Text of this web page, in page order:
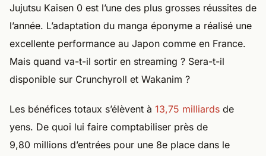
Jujutsu Kaisen 0 est l’une des plus grosses réussites de
l’année. L’adaptation du manga éponyme a réalisé une
excellente performance au Japon comme en France.
Mais quand va-t-il sortir en streaming ? Sera-t-il
disponible sur Crunchyroll et Wakanim ?
Les bénéfices totaux s’élèvent à 13,75 milliards de
yens. De quoi lui faire comptabiliser près de
9,80 millions d’entrées pour une 8e place dans le